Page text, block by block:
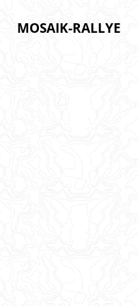
MOSAIK-RALLYE